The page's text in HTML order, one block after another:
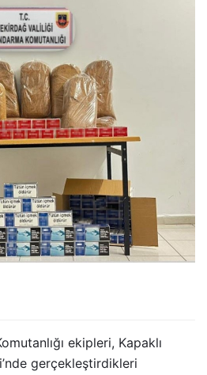
ekipleri, Kapaklı
gerçekleştirdikleri